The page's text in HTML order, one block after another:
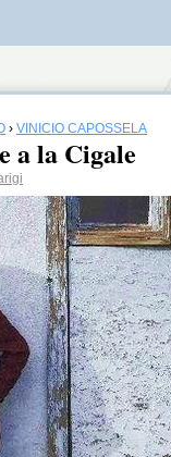
› VINICIO CAPOSSELA
a la Cigale